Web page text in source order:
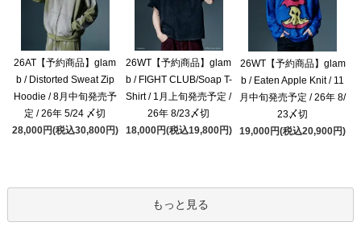
26AT【予約商品】glam
b / Distorted Sweat Zip
Hoodie / 8月中旬発売予
定 / 26年 5/24 〆切
28,000円(税込30,800円)
26WT【予約商品】glam
b / FIGHT CLUB/Soap T-
Shirt / 1月上旬発売予定 /
26年 8/23〆切
18,000円(税込19,800円)
26WT【予約商品】glam
b / Eaten Apple Knit / 11
月中旬発売予定 / 26年 8/
23〆切
19,000円(税込20,900円)
もっと見る